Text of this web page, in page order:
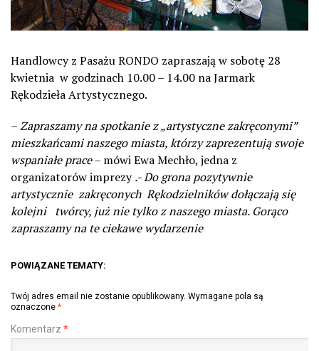
Handlowcy z Pasażu RONDO zapraszają w sobotę 28
kwietnia w godzinach 10.00 – 14.00 na Jarmark
Rękodzieła Artystycznego.
–Zapraszamy na spotkanie z „artystyczne zakręconymi”
mieszkańcami naszego miasta, którzy zaprezentują swoje
wspaniałe prace– mówi Ewa Mechło, jedna z
organizatorów imprezy.- Do grona pozytywnie
artystycznie zakręconych Rękodzielników dołączają się
kolejni twórcy, już nie tylko z naszego miasta. Gorąco
zapraszamy na te ciekawe wydarzenie
POWIĄZANE TEMATY:
Twój adres email nie zostanie opublikowany. Wymagane pola są
oznaczone *
Komentarz *